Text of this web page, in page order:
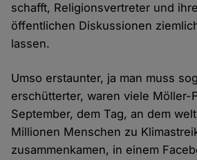
schafft, Religionsvertreter und
öffentlichen Diskussionen
lassen.
Umso erstaunter, ja man muss
erschütterter, waren viele Möller-
September, dem Tag, an dem
Millionen Menschen zu
zusammenkamen, in einem